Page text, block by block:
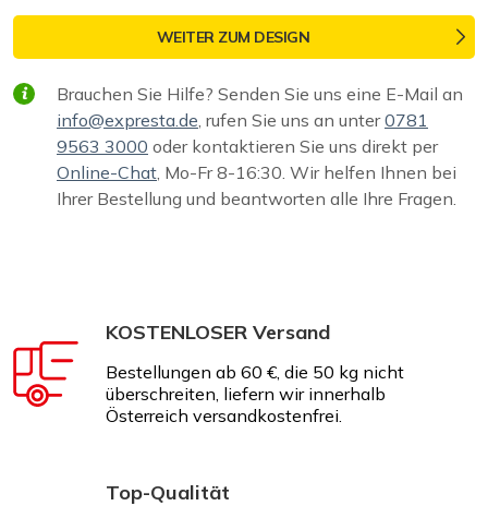
Brauchen Sie Hilfe? Senden Sie uns eine E-Mail an
info@expresta.de, rufen Sie uns an unter0781
9563 3000 oder kontaktieren Sie uns direkt per
Online-Chat, Mo-Fr 8-16:30. Wir helfen Ihnen bei
Ihrer Bestellung und beantworten alle Ihre Fragen.
WEITER ZUM DESIGN
KOSTENLOSER Versand
Bestellungen ab 60 €, die 50 kg nicht
überschreiten, liefern wir innerhalb
Österreich versandkostenfrei.
Top-Qualität